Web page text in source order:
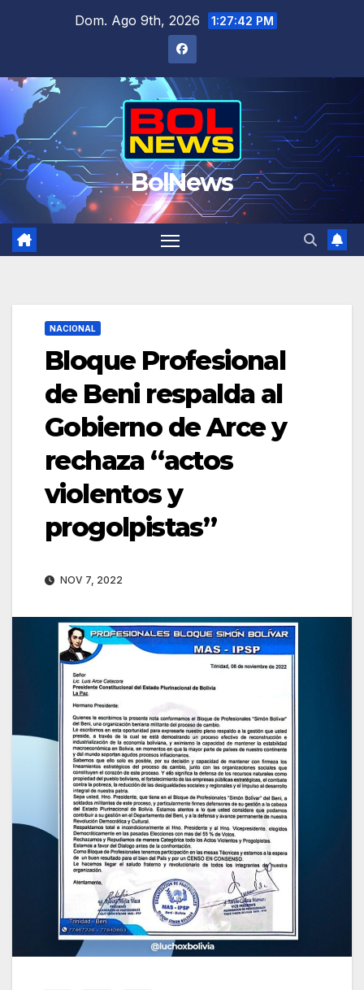
Dom. Ago 9th, 2026 1:27:43 PM
BolNews
NACIONAL
Bloque Profesional
de Beni respalda al
Gobierno de Arce y
rechaza “actos
violentos y
progolpistas”
NOV 7, 2022